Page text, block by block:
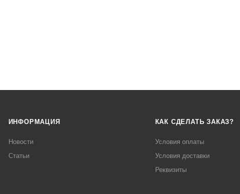
ИНФОРМАЦИЯ
Новости
Статьи
КАК СДЕЛАТЬ ЗАКАЗ?
Условия оплаты
Условия доставки
Реквизиты